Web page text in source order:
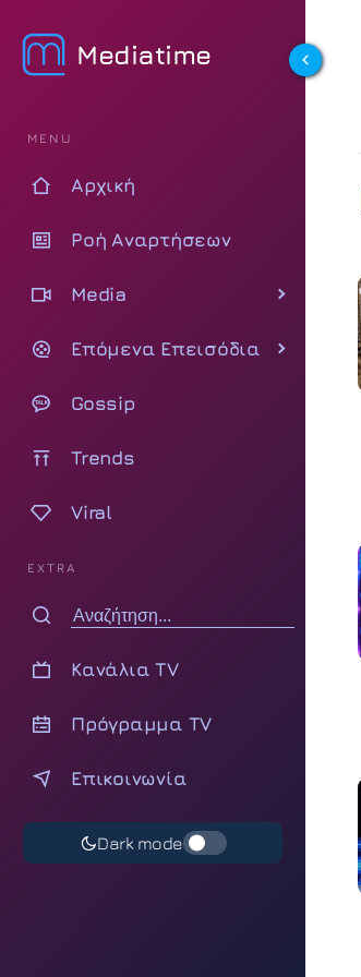
Mediatime
MENU
Αρχική
Ροή Αναρτήσεων
Media
Επόμενα Επεισόδια
Gossip
Trends
Viral
EXTRA
Κανάλια TV
Πρόγραμμα TV
Επικοινωνία
Dark mode